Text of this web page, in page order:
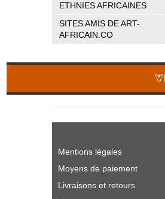
ETHNIES AFRICAINES
SITES AMIS DE ART-
AFRICAIN.CO
🦒
Mentions légales
Moyens de paiement
Livraisons et retours